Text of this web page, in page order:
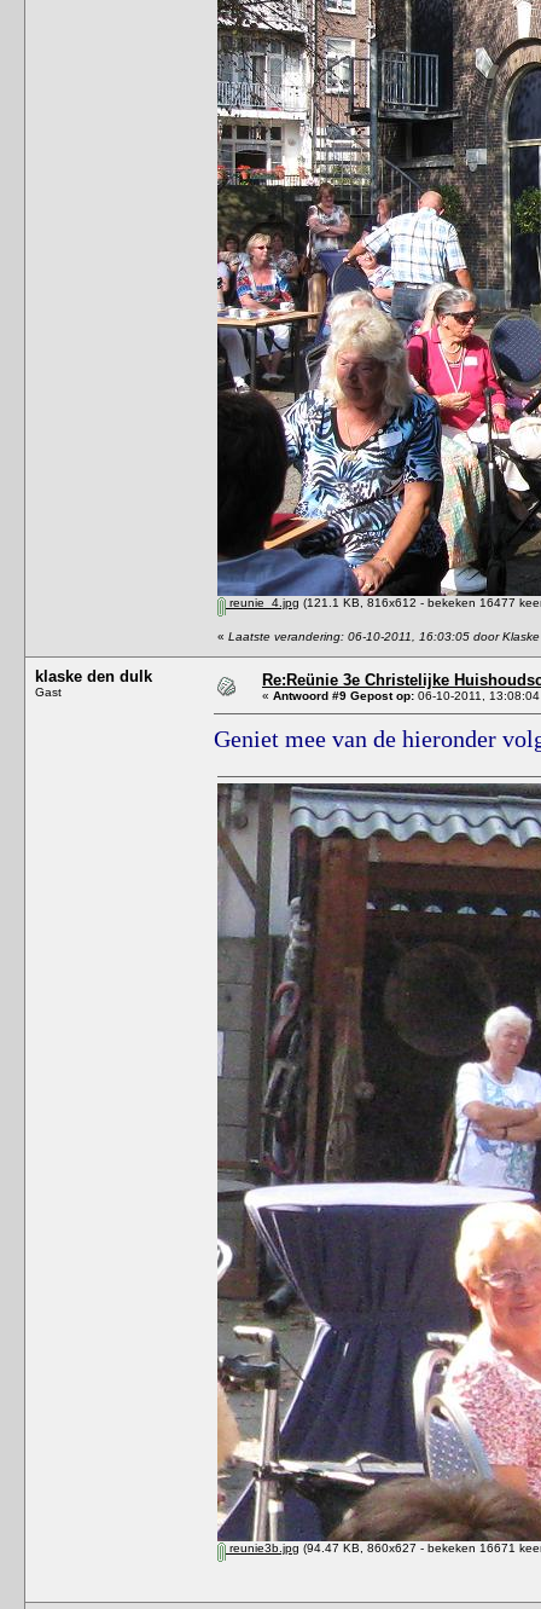
reunie_4.jpg (121.1 KB, 816x612 - bekeken 16477
« Laatste verandering: 06-10-2011, 16:03:05 door
klaske den dulk
Gast
Re:Reünie 3e Christelijke
« Antwoord #9 Gepost op: 06-10-2011,
Geniet mee van de hieronder
reunie3b.jpg (94.47 KB, 860x627 - bekeken 16671